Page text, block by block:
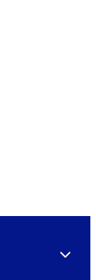
Expand